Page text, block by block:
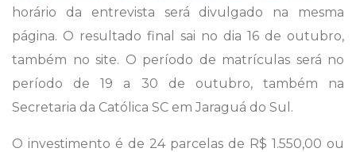
horário da entrevista será divulgado na mesma
página. O resultado final sai no dia 16 de outubro,
também no site. O período de matrículas será no
período de 19 a 30 de outubro, também na
Secretaria da Católica SC em Jaraguá do Sul.
O investimento é de 24 parcelas de R$ 1.550,00 ou